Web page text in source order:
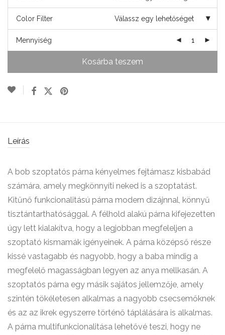
Color Filter Válassz egy lehetőséget
Mennyiség
Kosárba teszem
Leírás
A bob szoptatós párna kényelmes fejtámasz kisbabád
számára, amely megkönnyíti neked is a szoptatást.
Kitűnő funkcionalitású párna modern dizájnnal, könnyű
tisztántarthatósággal. A félhold alakú párna kifejezetten
úgy lett kialakítva, hogy a legjobban megfeleljen a
szoptató kismamák igényeinek. A párna középső része
kissé vastagabb és nagyobb, hogy a baba mindig a
megfelelő magasságban legyen az anya mellkasán. A
szoptatós párna egy másik sajátos jellemzője, amely
szintén tökéletesen alkalmas a nagyobb csecsemőknek
és az az ikrek egyszerre történő táplálására is alkalmas.
A párna multifunkcionalitása lehetővé teszi, hogy ne